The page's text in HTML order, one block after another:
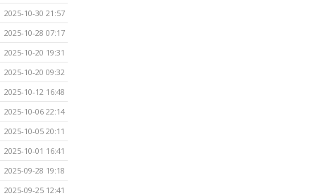
2025-10-30 21:57
2025-10-28 07:17
2025-10-20 19:31
2025-10-20 09:32
2025-10-12 16:48
2025-10-06 22:14
2025-10-05 20:11
2025-10-01 16:41
2025-09-28 19:18
2025-09-25 12:41